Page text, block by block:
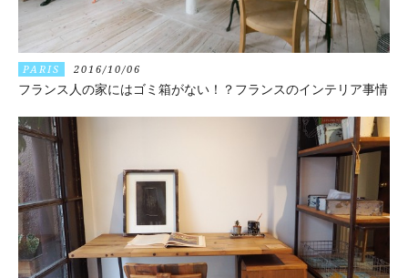
PARIS 2016/10/06
フランス人の家にはゴミ箱がない！？フランスのインテリア事情